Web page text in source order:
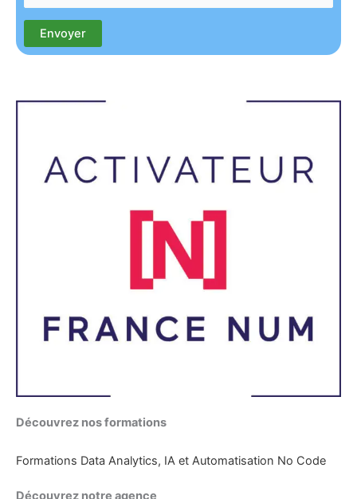
Découvrez nos formations
Formations Data Analytics, IA et Automatisation No Code
Découvrez notre agence